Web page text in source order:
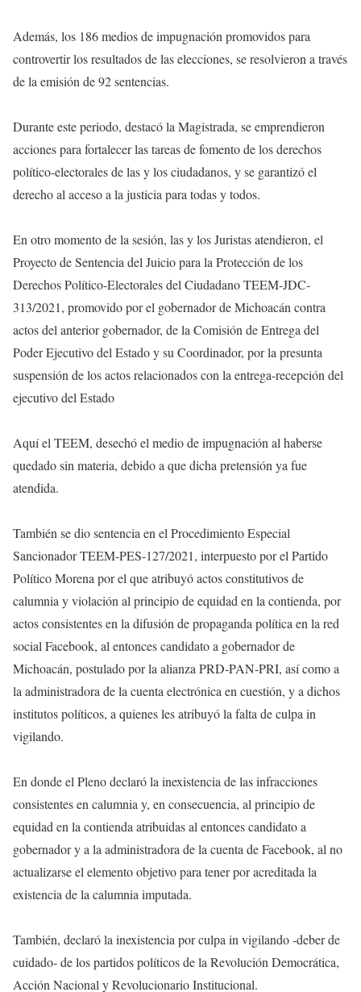
Además, los 186 medios de impugnación promovidos para
controvertir los resultados de las elecciones, se resolvieron a través
de la emisión de 92 sentencias.
Durante este periodo, destacó la Magistrada, se emprendieron
acciones para fortalecer las tareas de fomento de los derechos
político-electorales de las y los ciudadanos, y se garantizó el
derecho al acceso a la justicia para todas y todos.
En otro momento de la sesión, las y los Juristas atendieron, el
Proyecto de Sentencia del Juicio para la Protección de los
Derechos Político-Electorales del Ciudadano TEEM-JDC-
313/2021, promovido por el gobernador de Michoacán contra
actos del anterior gobernador, de la Comisión de Entrega del
Poder Ejecutivo del Estado y su Coordinador, por la presunta
suspensión de los actos relacionados con la entrega-recepción del
ejecutivo del Estado
Aquí el TEEM, desechó el medio de impugnación al haberse
quedado sin materia, debido a que dicha pretensión ya fue
atendida.
También se dio sentencia en el Procedimiento Especial
Sancionador TEEM-PES-127/2021, interpuesto por el Partido
Político Morena por el que atribuyó actos constitutivos de
calumnia y violación al principio de equidad en la contienda, por
actos consistentes en la difusión de propaganda política en la red
social Facebook, al entonces candidato a gobernador de
Michoacán, postulado por la alianza PRD-PAN-PRI, así como a
la administradora de la cuenta electrónica en cuestión, y a dichos
institutos políticos, a quienes les atribuyó la falta de culpa in
vigilando.
En donde el Pleno declaró la inexistencia de las infracciones
consistentes en calumnia y, en consecuencia, al principio de
equidad en la contienda atribuidas al entonces candidato a
gobernador y a la administradora de la cuenta de Facebook, al no
actualizarse el elemento objetivo para tener por acreditada la
existencia de la calumnia imputada.
También, declaró la inexistencia por culpa in vigilando -deber de
cuidado- de los partidos políticos de la Revolución Democrática,
Acción Nacional y Revolucionario Institucional.